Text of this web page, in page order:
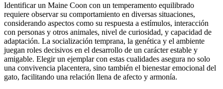
Identificar un Maine Coon con un temperamento equilibrado
requiere observar su comportamiento en diversas situaciones,
considerando aspectos como su respuesta a estímulos, interacción
con personas y otros animales, nivel de curiosidad, y capacidad de
adaptación. La socialización temprana, la genética y el ambiente
juegan roles decisivos en el desarrollo de un carácter estable y
amigable. Elegir un ejemplar con estas cualidades asegura no solo
una convivencia placentera, sino también el bienestar emocional del
gato, facilitando una relación llena de afecto y armonía.